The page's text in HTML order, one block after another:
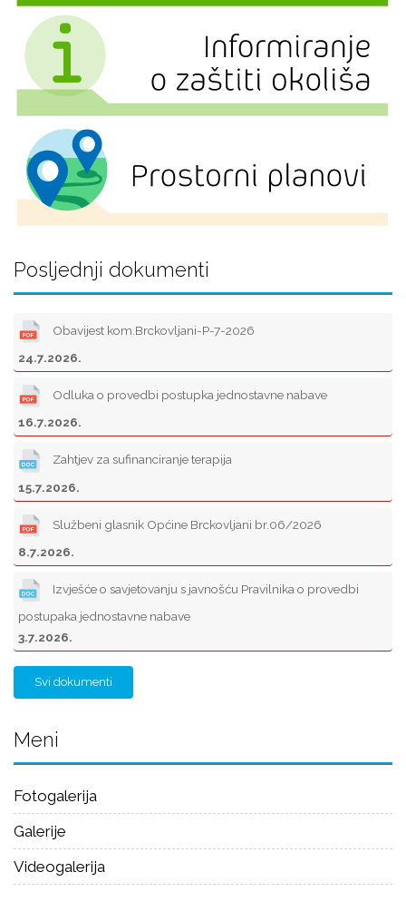
Posljednji dokumenti
Obavijest kom.Brckovljani-P-7-2026
24.7.2026.
Odluka o provedbi postupka jednostavne nabave
16.7.2026.
Zahtjev za sufinanciranje terapija
15.7.2026.
Službeni glasnik Općine Brckovljani br.06/2026
8.7.2026.
Izvješće o savjetovanju s javnošću Pravilnika o provedbi
postupaka jednostavne nabave
3.7.2026.
Svi dokumenti
Meni
Fotogalerija
Galerije
Videogalerija